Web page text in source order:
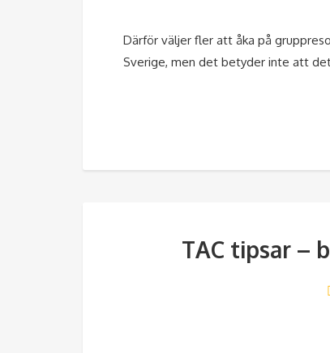
Därför väljer fler att åka på
Sverige, men det betyder inte att
TAC tipsar –